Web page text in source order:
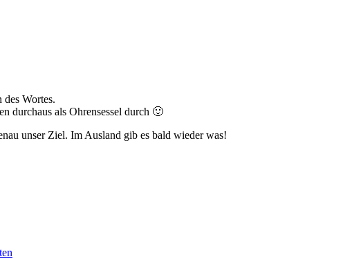
Wortes.
durchaus als Ohrensessel durch 🙂
unser Ziel. Im Ausland gib es bald wieder was!